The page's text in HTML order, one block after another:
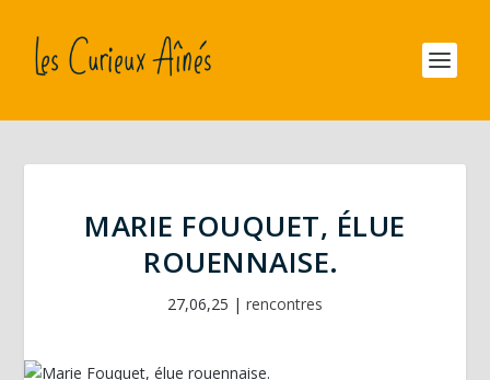
MARIE FOUQUET, ÉLUE
ROUENNAISE.
27,06,25 | rencontres